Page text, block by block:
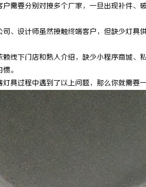
要分别对接多个厂家，一旦出现补件、
设计师虽然接触终端客户，但缺少灯具
下门店和熟人介绍，缺少小程序商城、
。
过程中遇到了以上问题，那么你就需要
3d激光内雕机：精密雕